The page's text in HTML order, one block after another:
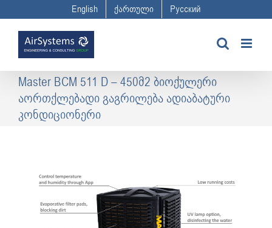
to
content
English ქართული Русский
Master BCM 511 D – 450მ2 ბიოქულერი
აორთქლებადი გაგრილება ადიაბატური
კონდიციონერი